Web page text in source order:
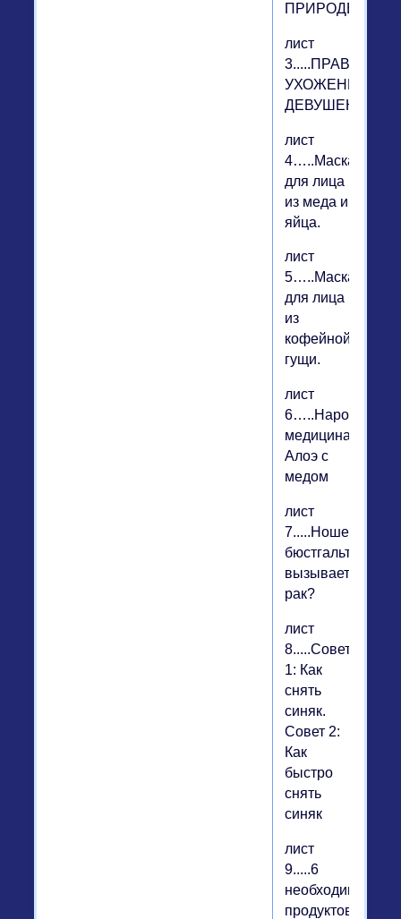
ПРИРОДЕ.
лист
3.....ПРАВИЛА
УХОЖЕННЫХ
ДЕВУШЕК.
лист
4…..Маска
для лица
из меда и
яйца.
лист
5…..Маска
для лица
из
кофейной
гущи.
лист
6…..Народная
медицина.
Алоэ с
медом
лист
7.....Ношение
бюстгальтера
вызывает
рак?
лист
8.....Совет
1: Как
снять
синяк.
Совет 2:
Как
быстро
снять
синяк
лист
9.....6
необходимых
продуктов